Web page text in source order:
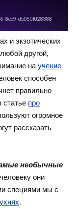
и экзотических
другой,
на учение
способен
правильно
статье про
огромное
рассказать
необычные
они
специями мы с
.